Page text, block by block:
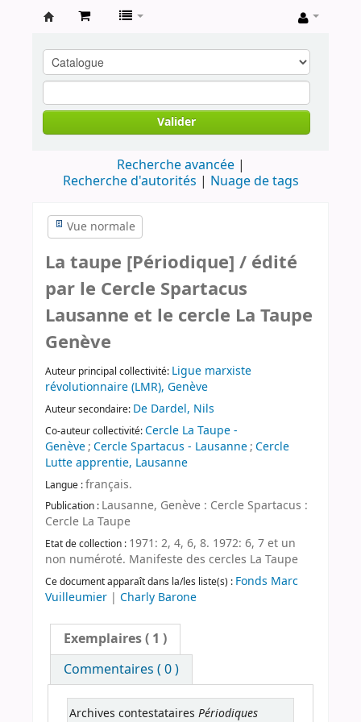
contestataires
Valider
Recherche avancée
Recherche d'autorités
Nuage de tags
Vue normale
La taupe [Périodique] / édité
par le Cercle Spartacus
Lausanne et le cercle La Taupe
Genève
Auteur principal collectivité: Ligue marxiste
révolutionnaire (LMR), Genève
Auteur secondaire: De Dardel, Nils
Co-auteur collectivité:Cercle La Taupe -
Genève;Cercle Spartacus - Lausanne;Cercle
Lutte apprentie, Lausanne
Langue :français.
Publication : Lausanne, Genève : Cercle Spartacus :
Cercle La Taupe
Etat de collection : 1971: 2, 4, 6, 8. 1972: 6, 7 et un
non numéroté. Manifeste des cercles La Taupe
Ce document apparaît dans la/les liste(s) : Fonds Marc
Vuilleumier | Charly Barone
Exemplaires( 1 )
Commentaires ( 0 )
Archives contestataires Périodiques